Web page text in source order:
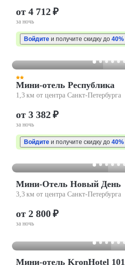
от 4 712 ₽
за ночь
Войдите и получите скидку до 40%
Мини-отель Республика
1,3 км от центра Санкт-Петербурга
от 3 382 ₽
за ночь
Войдите и получите скидку до 40%
Мини-Отель Новый День
3,3 км от центра Санкт-Петербурга
от 2 800 ₽
за ночь
Мини-отель KronHotel 101